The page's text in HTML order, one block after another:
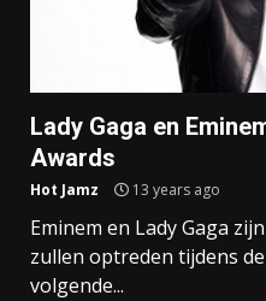
Lady Gaga en
Awards
Hot Jamz 13 years ago
Eminem en Lady Gaga
zullen optreden tijdens
volgende...